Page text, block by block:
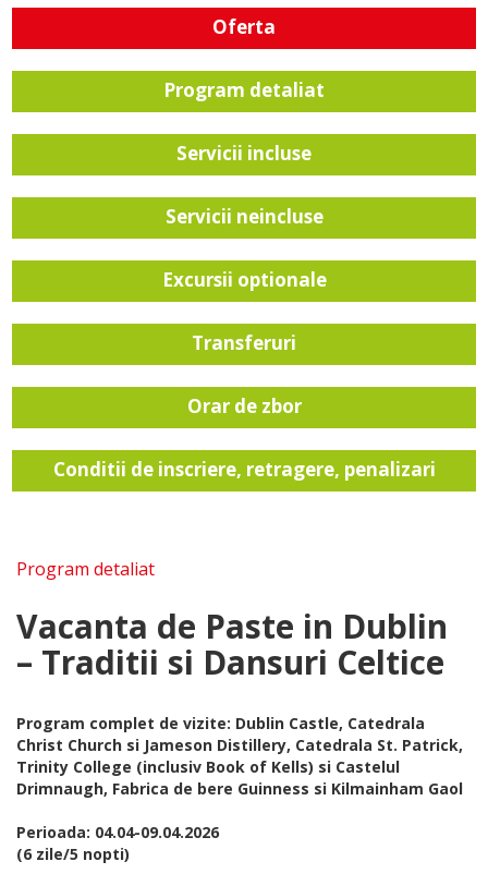
Oferta
Program detaliat
Servicii incluse
Servicii neincluse
Excursii optionale
Transferuri
Orar de zbor
Conditii de inscriere, retragere, penalizari
Program detaliat
Vacanta de Paste in Dublin
– Traditii si Dansuri Celtice
Program complet de vizite: Dublin Castle, Catedrala
Christ Church si Jameson Distillery, Catedrala St. Patrick,
Trinity College (inclusiv Book of Kells) si Castelul
Drimnaugh, Fabrica de bere Guinness si Kilmainham Gaol
Perioada: 04.04-09.04.2026
(6 zile/5 nopti)